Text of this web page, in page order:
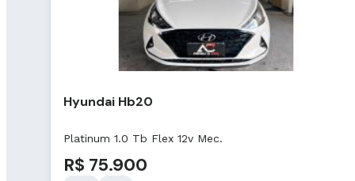
Hyundai Hb20
Platinum 1.0 Tb Flex 12v Mec.
R$ 75.900